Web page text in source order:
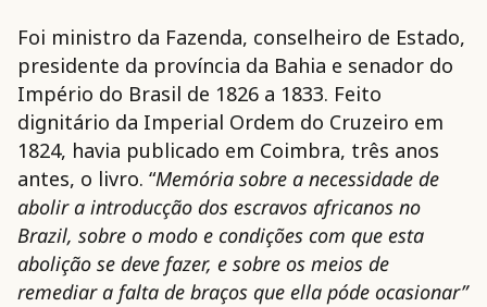
Foi ministro da Fazenda, conselheiro de Estado,
presidente da província da Bahia e senador do
Império do Brasil de 1826 a 1833. Feito
dignitário da Imperial Ordem do Cruzeiro em
1824, havia publicado em Coimbra, três anos
antes, o livro. “Memória sobre a necessidade de
abolir a introducção dos escravos africanos no
Brazil, sobre o modo e condições com que esta
abolição se deve fazer, e sobre os meios de
remediar a falta de braços que ella póde ocasionar”